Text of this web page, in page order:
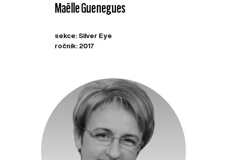
Maëlle Guenegues
sekce: Silver Eye
ročník: 2017